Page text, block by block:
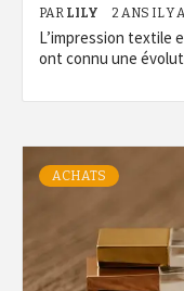
PAR LILY 2 ANS IL Y
L’impression textile
ont connu une
ACHATS